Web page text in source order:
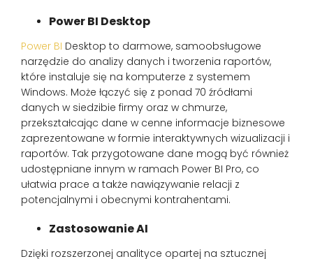
Power BI Desktop
Power BI Desktop to darmowe, samoobsługowe
narzędzie do analizy danych i tworzenia raportów,
które instaluje się na komputerze z systemem
Windows. Może łączyć się z ponad 70 źródłami
danych w siedzibie firmy oraz w chmurze,
przekształcając dane w cenne informacje biznesowe
zaprezentowane w formie interaktywnych wizualizacji i
raportów. Tak przygotowane dane mogą być również
udostępniane innym w ramach Power BI Pro, co
ułatwia prace a także nawiązywanie relacji z
potencjalnymi i obecnymi kontrahentami.
Zastosowanie AI
Dzięki rozszerzonej analityce opartej na sztucznej